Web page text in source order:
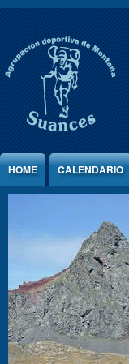
Jump to Content
HOME CALENDARIO